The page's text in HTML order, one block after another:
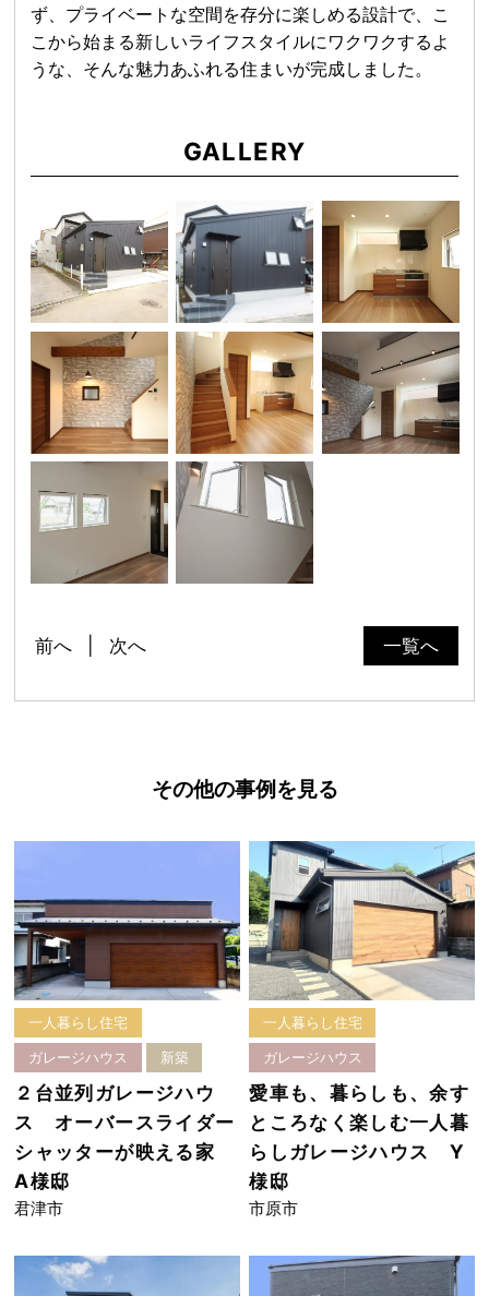
ず、プライベートな空間を存分に楽しめる設計で、こ
こから始まる新しいライフスタイルにワクワクするよ
うな、そんな魅力あふれる住まいが完成しました。
GALLERY
一覧へ
前へ 次へ
その他の事例を見る
一人暮らし住宅
ガレージハウス
新築
２台並列ガレージハウ
ス オーバースライダー
シャッターが映える家
A様邸
君津市
一人暮らし住宅
ガレージハウス
愛車も、暮らしも、余す
ところなく楽しむ一人暮
らしガレージハウス Y
様邸
市原市